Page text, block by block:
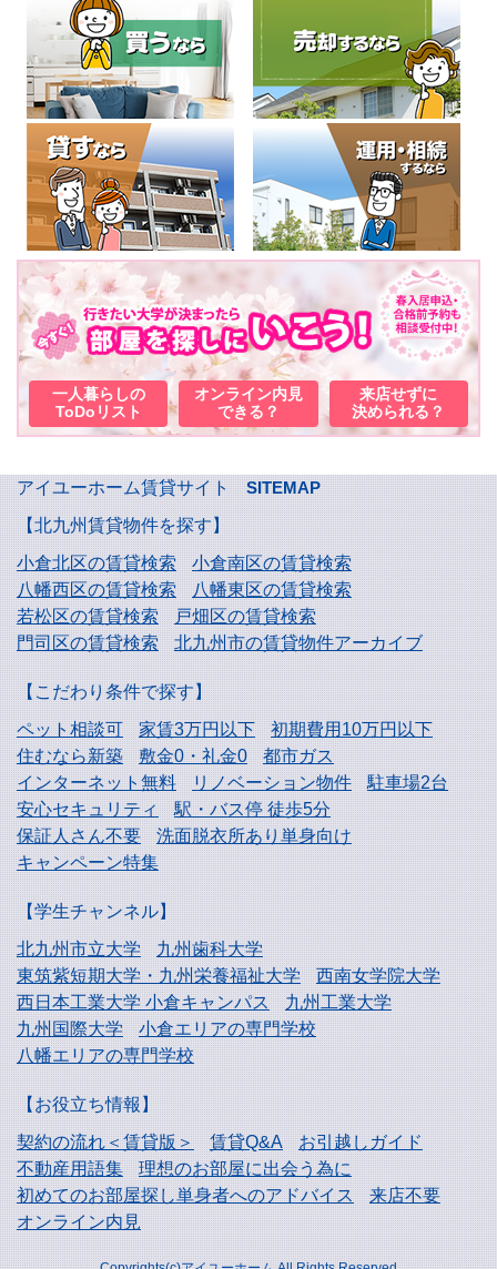
一人暮らしの
ToDoリスト
オンライン内見
できる？
来店せずに
決められる？
アイユーホーム賃貸サイト
SITEMAP
【北九州賃貸物件を探す】
小倉北区の賃貸検索
小倉南区の賃貸検索
八幡西区の賃貸検索
八幡東区の賃貸検索
若松区の賃貸検索
戸畑区の賃貸検索
門司区の賃貸検索
北九州市の賃貸物件アーカイブ
【こだわり条件で探す】
ペット相談可
家賃3万円以下
初期費用10万円以下
住むなら新築
敷金0・礼金0
都市ガス
インターネット無料
リノベーション物件
駐車場2台
安心セキュリティ
駅・バス停 徒歩5分
保証人さん不要
洗面脱衣所あり単身向け
キャンペーン特集
【学生チャンネル】
北九州市立大学
九州歯科大学
東筑紫短期大学・九州栄養福祉大学
西南女学院大学
西日本工業大学小倉キャンパス
九州工業大学
九州国際大学
小倉エリアの専門学校
八幡エリアの専門学校
【お役立ち情報】
契約の流れ＜賃貸版＞
賃貸Q&A
お引越しガイド
不動産用語集
理想のお部屋に出会う為に
初めてのお部屋探し単身者へのアドバイス
来店不要
オンライン内見